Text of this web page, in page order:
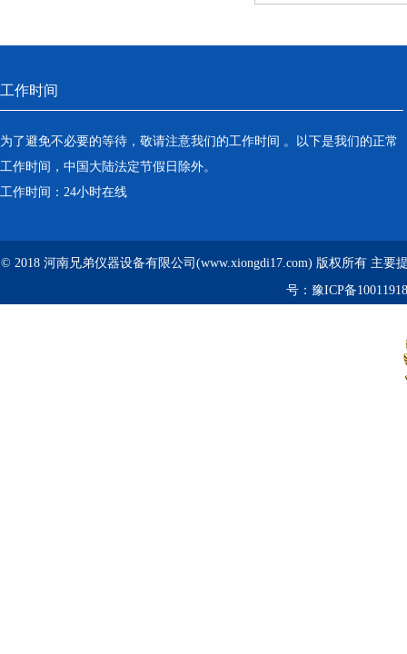
工作时间
为了避免不必要的等待，敬请注意我们的工作时间 。以下是我们的正常
工作时间，中国大陆法定节假日除外。
工作时间：24小时在线
© 2018 河南兄弟仪器设备有限公司(www.xiongdi17.com) 版权所有 主要
号： 豫ICP备